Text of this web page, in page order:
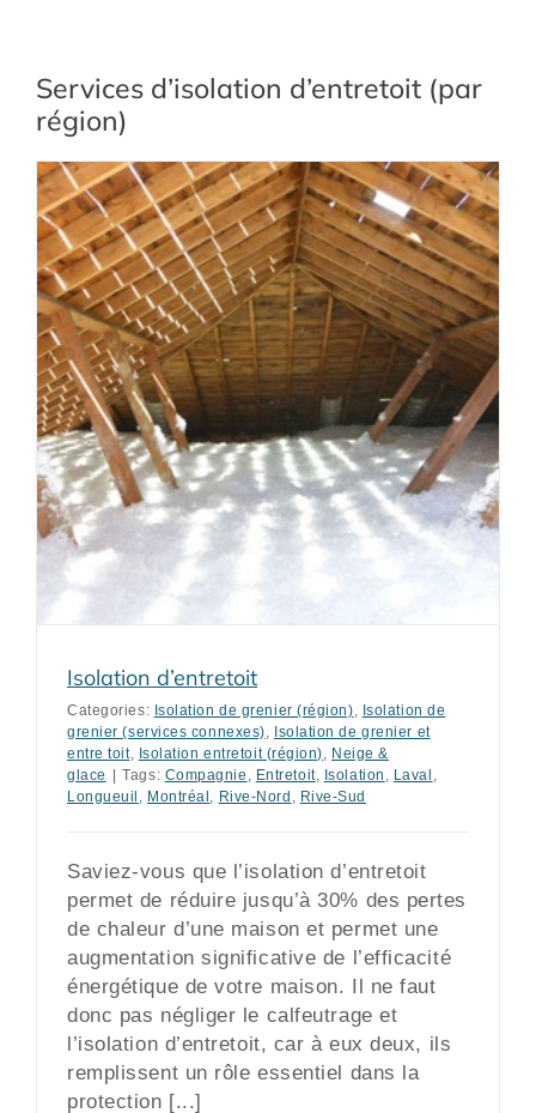
Services d’isolation d’entretoit (par
région)
Isolation d’entretoit
Categories: Isolation de grenier (région), Isolation de
grenier (services connexes), Isolation de grenier et
entre toit, Isolation entretoit (région), Neige &
glace
Tags: Compagnie , Entretoit, Isolation , Laval ,
Longueuil , Montréal , Rive-Nord , Rive-Sud
Saviez-vous que l’isolation d’entretoit
permet de réduire jusqu’à 30% des pertes
de chaleur d’une maison et permet une
augmentation significative de l’efficacité
énergétique de votre maison. Il ne faut
donc pas négliger le calfeutrage et
l’isolation d’entretoit, car à eux deux, ils
remplissent un rôle essentiel dans la
protection [...]